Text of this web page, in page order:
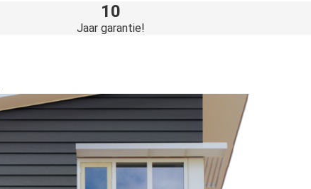
10
Jaar garantie!